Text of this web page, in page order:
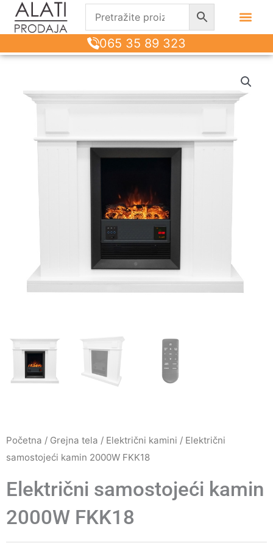
065 35 89 323
Početna / Grejna tela / Električni kamini / Električni
samostojeći kamin 2000W FKK18
Električni samostojeći kamin
2000W FKK18